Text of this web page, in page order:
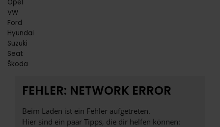
Opel
VW
Ford
Hyundai
Suzuki
Seat
Škoda
FEHLER: NETWORK ERROR
Beim Laden ist ein Fehler aufgetreten.
Hier sind ein paar Tipps, die dir helfen können: